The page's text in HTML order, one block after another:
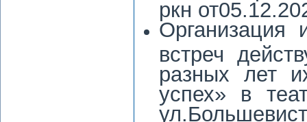
ркн
Организация
встреч
разных лет
успех» в